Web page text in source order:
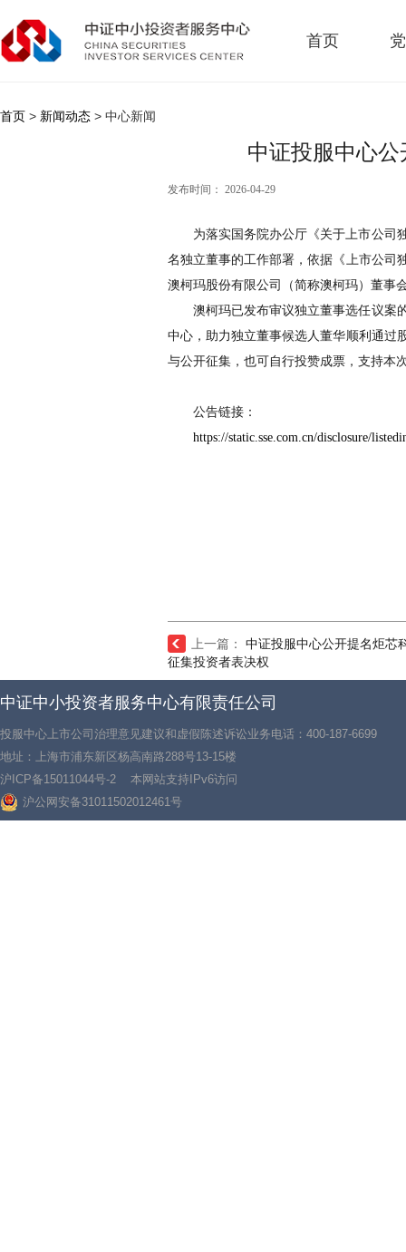
首页
首页 > 新闻动态 > 中心新闻
中证投服中心
发布时间： 2026-04-29
为落实国务院办公厅《关于上市公司
名独立董事的工作部署 ，依据《上市公司
澳柯玛股份有限公司（简称澳柯玛）董事
澳柯玛已发布审议独立董事选任议案
中心，助力独立董事候选人董华顺利通过
与公开征集，也可自行投赞成票，支持本
公告链接：
https://static.sse.com.cn/disclosure/
上一篇：
中证投服中心公开提名炬芯
征集投资者表决权
中证中小投资者服务中心有限责任公司
投服中心上市公司治理意见建议和虚假陈述诉讼业务电话：400-187-6699
地址：上海市浦东新区杨高南路288号13-15楼
沪ICP备15011044号-2 本网站支持IPv6访问
沪公网安备31011502012461号